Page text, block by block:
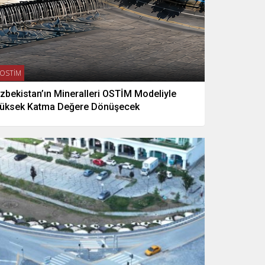
OSTİM
Mineralleri OSTİM Modeliyle
Katma Değere Dönüşecek